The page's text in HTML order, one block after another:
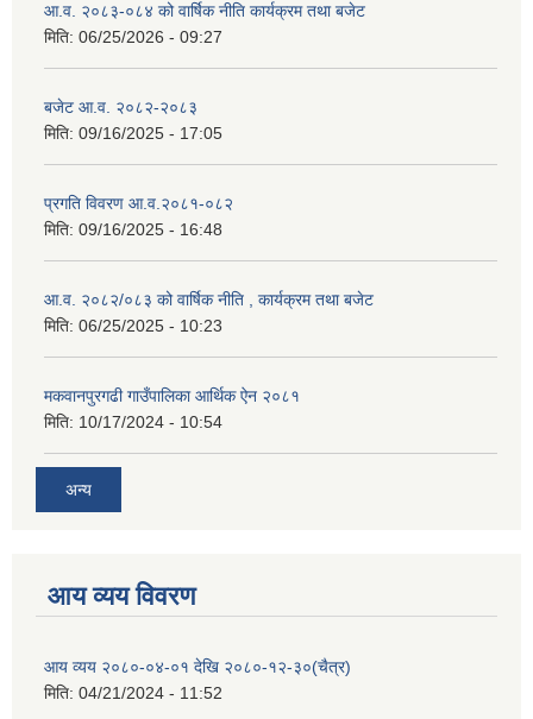
आ.व. २०८३-०८४ को वार्षिक नीति कार्यक्रम तथा बजेट
मिति: 06/25/2026 - 09:27
बजेट आ.व. २०८२-२०८३
मिति: 09/16/2025 - 17:05
प्रगति विवरण आ.व.२०८१-०८२
मिति: 09/16/2025 - 16:48
आ.व. २०८२/०८३ को वार्षिक नीति , कार्यक्रम तथा बजेट
मिति: 06/25/2025 - 10:23
मकवानपुरगढी गाउँपालिका आर्थिक ‌‌‌ऐन २०८१
मिति: 10/17/2024 - 10:54
अन्य
आय व्यय विवरण
आय व्यय २०८०-०४-०१ देखि २०८०-१२-३०(चैत्र)
मिति: 04/21/2024 - 11:52